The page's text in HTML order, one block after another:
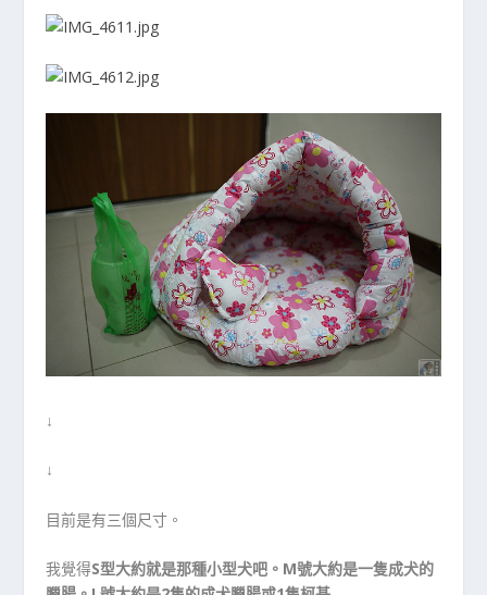
↓
↓
目前是有三個尺寸。
我覺得S型大約就是那種小型犬吧。M號大約是一隻成犬的